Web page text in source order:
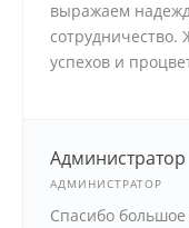
выражаем
успехов и
Администратор
АДМИНИСТРАТОР
Спасибо